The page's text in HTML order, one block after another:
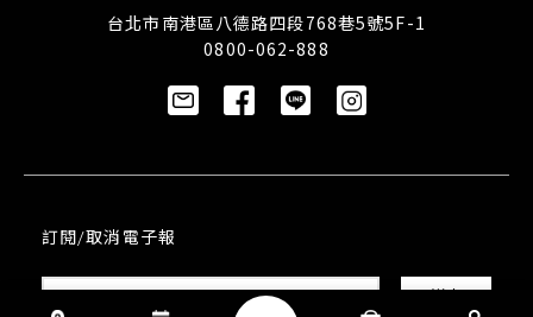
台北市南港區八德路四段768巷5號5F-1
0800-062-888
訂閱/取消電子報